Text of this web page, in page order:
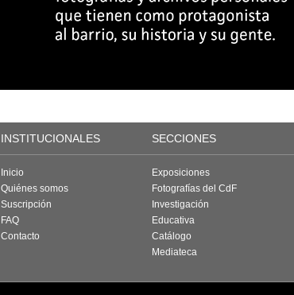
INSTITUCIONALES SECCIONES
Inicio
Quiénes somos
Suscripción
FAQ
Contacto
Exposiciones
Fotografías del CdF
Investigación
Educativa
Catálogo
Mediateca